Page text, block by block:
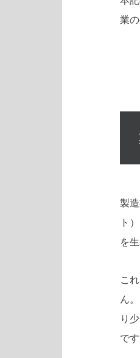
業
製
ト
を
こ
ん
り
です